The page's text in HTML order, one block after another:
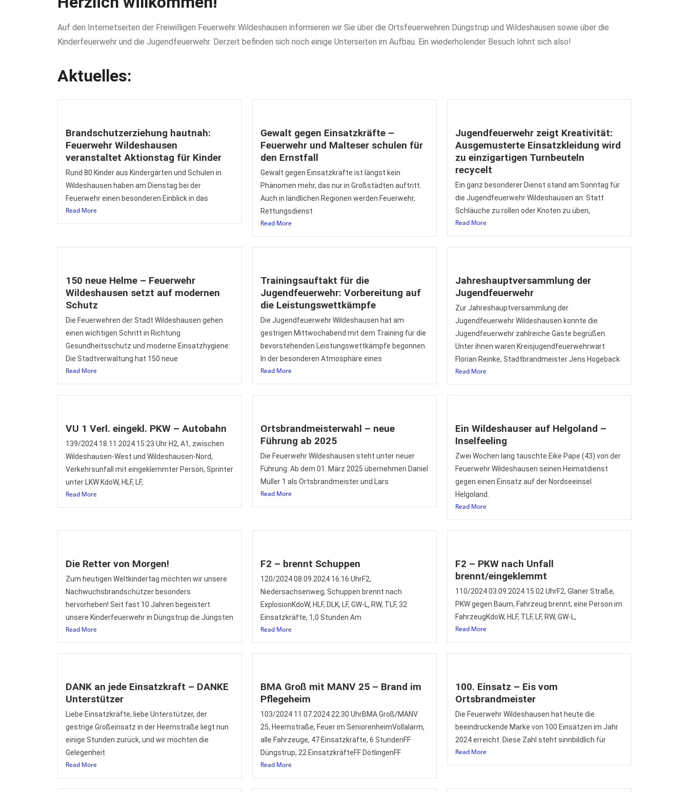
Auf den Internetseiten der Freiwilligen Feuerwehr Wildeshausen informieren wir Sie über die Ortsfeuerwehren Düngstrup und Wildeshausen sowie über die
Kinderfeuerwehr und die Jugendfeuerwehr. Derzeit befinden sich noch einige Unterseiten im Aufbau. Ein wiederholender Besuch lohnt sich also!
Aktuelles:
Brandschutzerziehung hautnah:
Feuerwehr Wildeshausen
veranstaltet Aktionstag für Kinder
Rund 80 Kinder aus Kindergärten und Schulen in
Wildeshausen haben am Dienstag bei der
Feuerwehr einen besonderen Einblick in das
Read More
Gewalt gegen Einsatzkräfte –
Feuerwehr und Malteser schulen für
den Ernstfall
Gewalt gegen Einsatzkräfte ist längst kein
Phänomen mehr, das nur in Großstädten auftritt.
Auch in ländlichen Regionen werden Feuerwehr,
Rettungsdienst
Read More
Jugendfeuerwehr zeigt Kreativität:
Ausgemusterte Einsatzkleidung wird
zu einzigartigen Turnbeuteln
recycelt
Ein ganz besonderer Dienst stand am Sonntag für
die Jugendfeuerwehr Wildeshausen an: Statt
Schläuche zu rollen oder Knoten zu üben,
Read More
150 neue Helme – Feuerwehr
Wildeshausen setzt auf modernen
Schutz
Die Feuerwehren der Stadt Wildeshausen gehen
einen wichtigen Schritt in Richtung
Gesundheitsschutz und moderne Einsatzhygiene:
Die Stadtverwaltung hat 150 neue
Read More
Trainingsauftakt für die
Jugendfeuerwehr: Vorbereitung auf
die Leistungswettkämpfe
Die Jugendfeuerwehr Wildeshausen hat am
gestrigen Mittwochabend mit dem Training für die
bevorstehenden Leistungswettkämpfe begonnen.
In der besonderen Atmosphäre eines
Read More
Jahreshauptversammlung der
Jugendfeuerwehr
Zur Jahreshauptversammlung der
Jugendfeuerwehr Wildeshausen konnte die
Jugendfeuerwehr zahlreiche Gäste begrüßen.
Unter ihnen waren Kreisjugendfeuerwehrwart
Florian Reinke, Stadtbrandmeister Jens Hogeback
Read More
VU 1 Verl. eingekl. PKW – Autobahn
139/2024 18.11.2024 15:23 Uhr H2, A1, zwischen
Wildeshausen-West und Wildeshausen-Nord,
Verkehrsunfall mit eingeklemmter Person, Sprinter
unter LKW KdoW, HLF, LF,
Read More
Ortsbrandmeisterwahl – neue
Führung ab 2025
Die Feuerwehr Wildeshausen steht unter neuer
Führung: Ab dem 01. März 2025 übernehmen Daniel
Müller 1 als Ortsbrandmeister und Lars
Read More
Ein Wildeshauser auf Helgoland –
Inselfeeling
Zwei Wochen lang tauschte Eike Pape (43) von der
Feuerwehr Wildeshausen seinen Heimatdienst
gegen einen Einsatz auf der Nordseeinsel
Helgoland.
Read More
Die Retter von Morgen!
Zum heutigen Weltkindertag möchten wir unsere
Nachwuchsbrandschützer besonders
hervorheben! Seit fast 10 Jahren begeistert
unsere Kinderfeuerwehr in Düngstrup die Jüngsten
Read More
F2 – brennt Schuppen
120/2024 08.09.2024 16:16 UhrF2,
Niedersachsenweg, Schuppen brennt nach
ExplosionKdoW, HLF, DLK, LF, GW-L, RW, TLF, 32
Einsatzkräfte, 1,0 Stunden Am
Read More
F2 – PKW nach Unfall
brennt/eingeklemmt
110/2024 03.09.2024 15:02 UhrF2, Glaner Straße,
PKW gegen Baum, Fahrzeug brennt, eine Person im
FahrzeugKdoW, HLF, TLF, LF, RW, GW-L,
Read More
DANK an jede Einsatzkraft – DANKE
Unterstützer
Liebe Einsatzkräfte, liebe Unterstützer, der
gestrige Großeinsatz in der Heemstraße liegt nun
einige Stunden zurück, und wir möchten die
Gelegenheit
Read More
BMA Groß mit MANV 25 – Brand im
Pflegeheim
103/2024 11.07.2024 22:30 UhrBMA Groß/MANV
25, Heemstraße, Feuer im SeniorenheimVollalarm,
alle Fahrzeuge, 47 Einsatzkräfte, 6 StundenFF
Düngstrup, 22 EinsatzkräfteFF DötlingenFF
Read More
100. Einsatz – Eis vom
Ortsbrandmeister
Die Feuerwehr Wildeshausen hat heute die
beeindruckende Marke von 100 Einsätzen im Jahr
2024 erreicht. Diese Zahl steht sinnbildlich für
Read More